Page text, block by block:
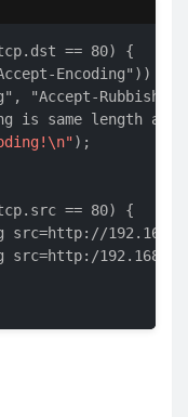
== 80) {
Encoding")) {
is same length as
);
== 80) {
src=http://
src=http:/